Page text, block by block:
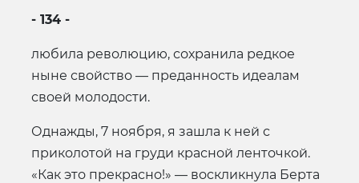
- 134 -
любила революцию, сохранила редкое
ныне свойство — преданность идеалам
своей молодости.
Однажды, 7 ноября, я зашла к ней с
приколотой на груди красной ленточкой.
«Как это прекрасно!» — воскликнула Берта